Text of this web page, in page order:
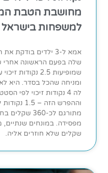
מחושבת הטבת
למשפחות בישראל
אמא ל-3 ילדים
שלה בפעם הראשונה אחרי
שמופיעות 2.5
ומניחה שהכל בסדר. היא
לה 4 נקודות זיכוי לפי
וההפרש הזה –
מתורגם לכ-360
שקלים שלא חוזרים אליה.